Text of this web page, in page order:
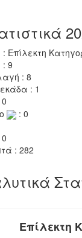
: Επίλεκτη
: 9
: 8
: 1
: 0
: 282
Επίλεκτη